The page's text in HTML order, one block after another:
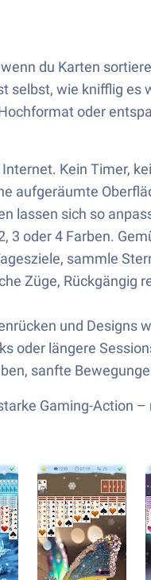
du Karten
wie knifflig es
oder
Kein Timer,
aufgeräumte
lassen sich so
3 oder 4 Farben.
sammle
Züge, Rückgängig
und Designs
oder längere
sanfte
Gaming-Action –